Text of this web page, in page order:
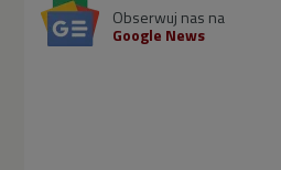
Obserwuj nas na
Google News